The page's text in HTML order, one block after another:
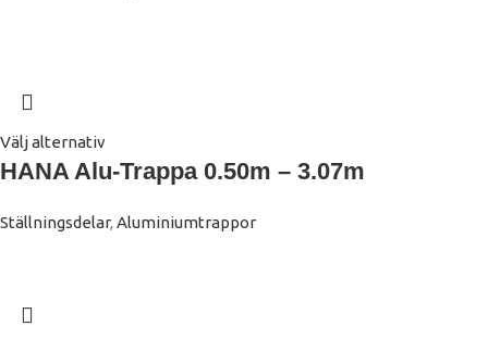
Välj alternativ
HANA Alu-Trappa 0.50m – 3.07m
Ställningsdelar, Aluminiumtrappor